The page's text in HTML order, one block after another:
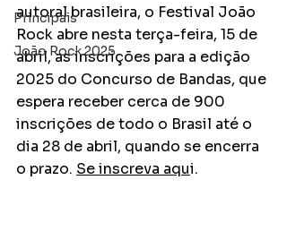
Principais
João Rock 2025
autoral brasileira, o Festival João
Rock abre nesta terça-feira, 15 de
abril, as inscrições para a edição
2025 do Concurso de Bandas, que
espera receber cerca de 900
inscrições de todo o Brasil até o
dia 28 de abril, quando se encerra
o prazo. Se inscreva aqui.